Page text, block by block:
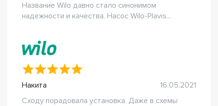
Название Wilo давно стало синонимом
надежности и качества. Насос Wilo-Plavis...
Накита
16.05.2021
Сходу порадовала установка. Даже в схемы